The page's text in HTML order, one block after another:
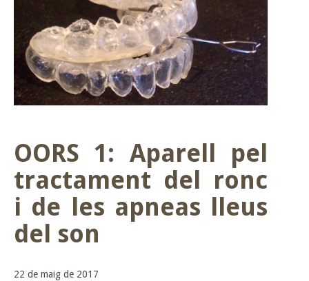
OORS 1: Aparell pel
tractament del ronc
i de les apneas lleus
del son
22 de maig de 2017